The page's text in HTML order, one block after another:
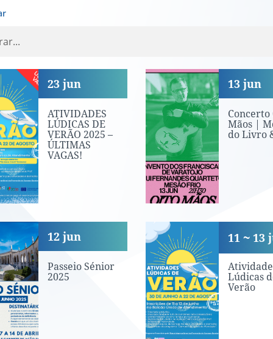
LÚDICAS DE VERÃO
ATIVIDADES
LÚDICAS DE
VERÃO 2025 –
ÚLTIMAS
VAGAS!
23 jun Concerto Oito
Concerto
Mãos |
do Livro
13 jun
Sénior 2025
Passeio Sénior
2025
12 jun Atividades
Lúdicas
Verão
11 13